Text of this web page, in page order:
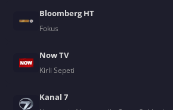
Bloomberg HT
Fokus
Now TV
Kirli Sepeti
Kanal 7